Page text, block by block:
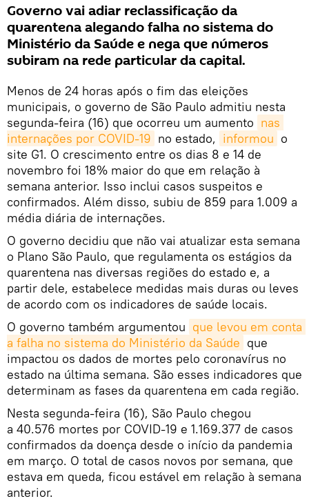
Governo vai adiar reclassificação da
quarentena alegando falha no sistema do
Ministério da Saúde e nega que números
subiram na rede particular da capital.
Menos de 24 horas após o fim das eleições
municipais, o governo de São Paulo admitiu nesta
segunda-feira (16) que ocorreu um aumento nas
internações por COVID-19 no estado, informou o
site G1. O crescimento entre os dias 8 e 14 de
novembro foi 18% maior do que em relação à
semana anterior. Isso inclui casos suspeitos e
confirmados. Além disso, subiu de 859 para 1.009 a
média diária de internações.
O governo decidiu que não vai atualizar esta semana
o Plano São Paulo, que regulamenta os estágios da
quarentena nas diversas regiões do estado e, a
partir dele, estabelece medidas mais duras ou leves
de acordo com os indicadores de saúde locais.
O governo também argumentou que levou em conta
a falha no sistema do Ministério da Saúde que
impactou os dados de mortes pelo coronavírus no
estado na última semana. São esses indicadores que
determinam as fases da quarentena em cada região.
Nesta segunda-feira (16), São Paulo chegou
a 40.576 mortes por COVID-19 e 1.169.377 de casos
confirmados da doença desde o início da pandemia
em março. O total de casos novos por semana, que
estava em queda, ficou estável em relação à semana
anterior.